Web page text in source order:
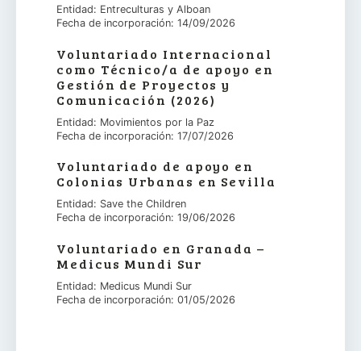
Entidad: Entreculturas y Alboan
Fecha de incorporación: 14/09/2026
Voluntariado Internacional
como Técnico/a de apoyo en
Gestión de Proyectos y
Comunicación (2026)
Entidad: Movimientos por la Paz
Fecha de incorporación: 17/07/2026
Voluntariado de apoyo en
Colonias Urbanas en Sevilla
Entidad: Save the Children
Fecha de incorporación: 19/06/2026
Voluntariado en Granada –
Medicus Mundi Sur
Entidad: Medicus Mundi Sur
Fecha de incorporación: 01/05/2026